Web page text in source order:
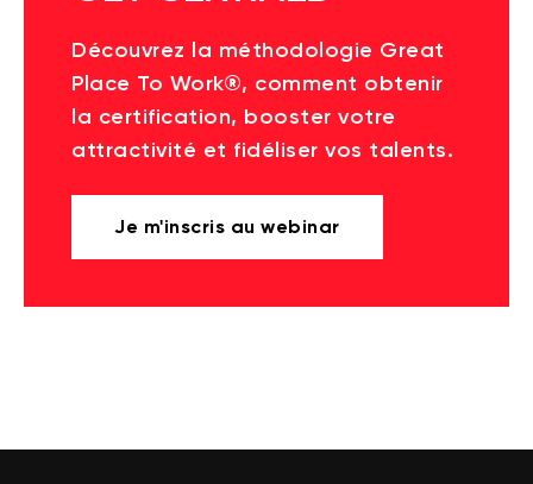
Découvrez la méthodologie Great
Place To Work®, comment obtenir
la certification, booster votre
attractivité et fidéliser vos talents.
Je m'inscris au webinar